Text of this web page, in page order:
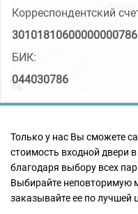
Корреспондентский
30101810600000000786
БИК:
044030786
Только у нас Вы сможете
стоимость входной двери
благодаря выбору всех
Выбирайте неповторимую
заказывайте ее по лучшей